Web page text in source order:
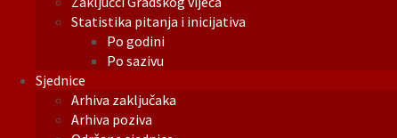
Statistika pitanja i inicijativa
Po godini
Po sazivu
Sjednice
Arhiva zaključaka
Arhiva poziva